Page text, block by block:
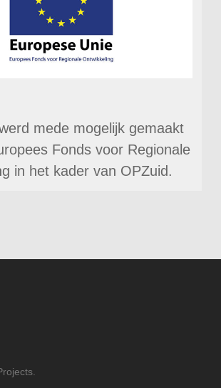
mede mogelijk gemaakt
Fonds voor Regionale
in het kader van OPZuid.